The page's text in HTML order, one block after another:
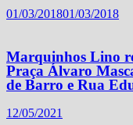
01/03/201801/03/2018
Marquinhos Lino
Praça Álvaro
de Barro e Rua
12/05/2021